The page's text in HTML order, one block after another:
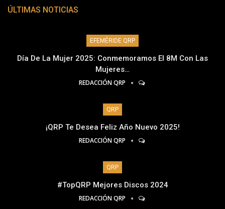
ÚLTIMAS NOTICIAS
EFEMÉRIDE QRP
Día De La Mujer 2025: Conmemoramos El 8M Con Las
Mujeres…
REDACCIÓN QRP
QRP
¡QRP Te Desea Feliz Año Nuevo 2025!
REDACCIÓN QRP
QRP
#TopQRP Mejores Discos 2024
REDACCIÓN QRP